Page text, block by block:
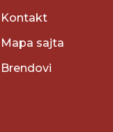
Kontakt
Mapa sajta
Brendovi